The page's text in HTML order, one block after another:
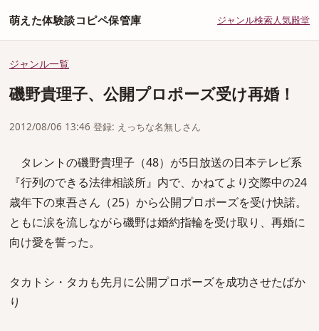
萌えた体験談コピペ保管庫 ジャンル検索人気殿堂
ジャンル一覧
磯野貴理子、公開プロポーズ受け再婚！
2012/08/06 13:46 登録: えっちな名無しさん
タレントの磯野貴理子（48）が5日放送の日本テレビ系
『行列のできる法律相談所』内で、かねてより交際中の24
歳年下の東吾さん（25）から公開プロポーズを受け快諾。
ともに涙を流しながら磯野は婚約指輪を受け取り、再婚に
向け愛を誓った。
タカトシ・タカも先月に公開プロポーズを成功させたばか
り